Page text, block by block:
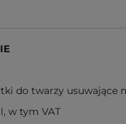
do twarzy usuwające
, w tym VAT